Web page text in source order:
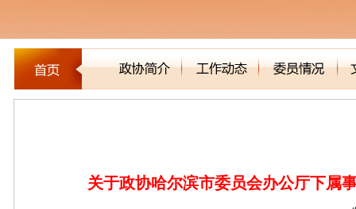
关于政协哈尔滨市委员会办公厅下属